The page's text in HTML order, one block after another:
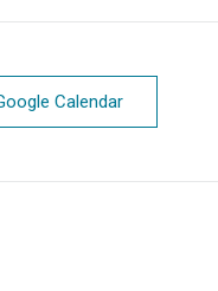
Calendar